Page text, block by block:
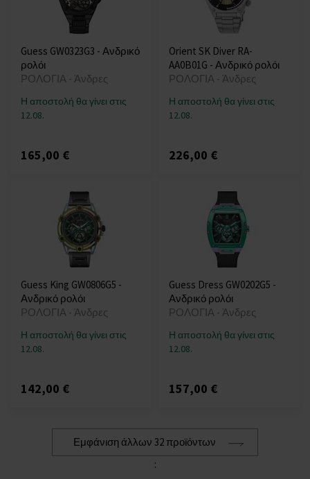
Guess GW0323G3 - Ανδρικό
ρολόι
ΡΟΛΟΓΙΑ - Άνδρες
Η αποστολή θα γίνει στις
12.08.
165,00 €
Orient SK Diver RA-
AA0B01G - Ανδρικό ρολόι
ΡΟΛΟΓΙΑ - Άνδρες
Η αποστολή θα γίνει στις
12.08.
226,00 €
Guess King GW0806G5 -
Ανδρικό ρολόι
ΡΟΛΟΓΙΑ - Άνδρες
Η αποστολή θα γίνει στις
12.08.
142,00 €
Guess Dress GW0202G5 -
Ανδρικό ρολόι
ΡΟΛΟΓΙΑ - Άνδρες
Η αποστολή θα γίνει στις
12.08.
157,00 €
Εμφάνιση άλλων 32 προϊόντων
: